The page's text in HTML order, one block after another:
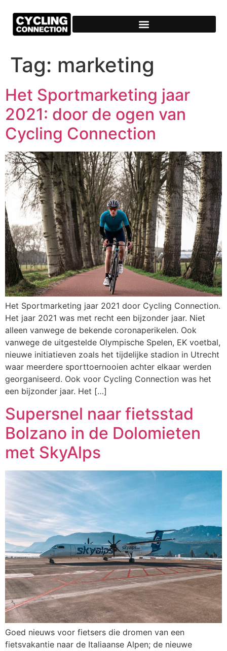
Tag: marketing
Het Sportmarketing jaar
2021: door de ogen van
Cycling Connection
Het Sportmarketing jaar 2021 door Cycling Connection.
Het jaar 2021 was met recht een bijzonder jaar. Niet
alleen vanwege de bekende coronaperikelen. Ook
vanwege de uitgestelde Olympische Spelen, EK voetbal,
nieuwe initiatieven zoals het tijdelijke stadion in Utrecht
waar meerdere sporttoernooien achter elkaar werden
georganiseerd. Ook voor Cycling Connection was het
een bijzonder jaar. Het […]
Supersnel naar fietsstad
Bolzano in de Dolomieten
met SkyAlps
Goed nieuws voor fietsers die dromen van een
fietsvakantie naar de Italiaanse Alpen; de nieuwe